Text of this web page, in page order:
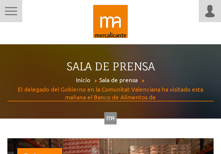
SALA DE PRENSA
Inicio
Sala de prensa
El delegado del Gobierno en la Comunitat Valenciana ha visitado esta
mañana el Banco de Alimentos de